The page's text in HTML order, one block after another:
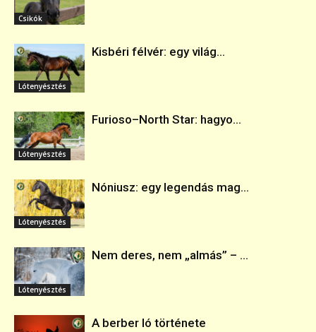
Csikók
Lótenyésztés
Kisbéri félvér: egy világ...
Lótenyésztés
Furioso–North Star: hagyo...
Lótenyésztés
Nóniusz: egy legendás mag...
Lótenyésztés
Nem deres, nem „almás” – ...
A berber ló története